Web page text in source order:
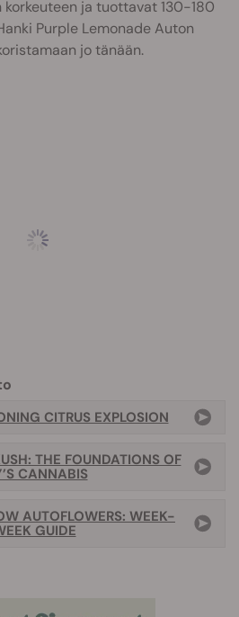
korkeuteen ja tuottavat 130-180
Purple Lemonade Auton
jo tänään.
CITRUS EXPLOSION
THE FOUNDATIONS OF
CANNABIS
AUTOFLOWERS: WEEK-
GUIDE